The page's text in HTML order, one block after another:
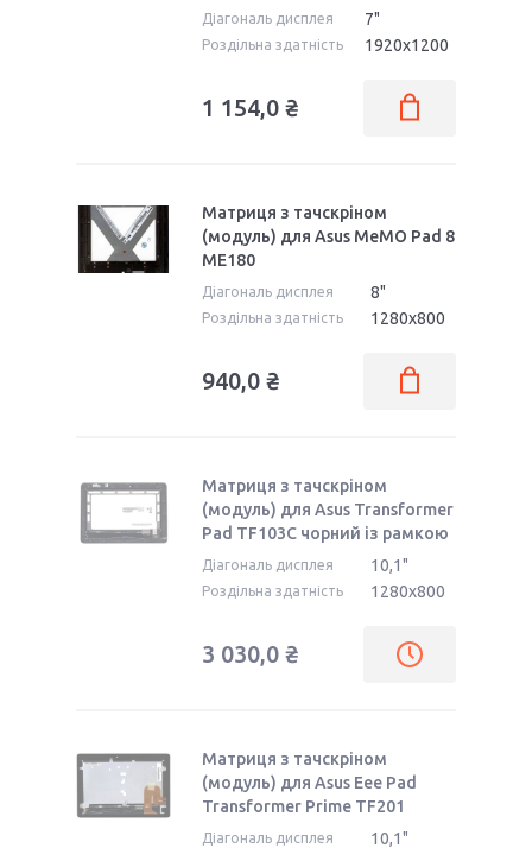
Діагональ дисплея 7"
Роздільна здатність 1920x1200
1 154,0 ₴
Матриця з тачскріном
(модуль) для Asus MeMO Pad 8
ME180
Діагональ дисплея 8"
Роздільна здатність 1280x800
940,0 ₴
Матриця з тачскріном
(модуль) для Asus Transformer
Pad TF103C чорний із рамкою
Діагональ дисплея 10,1"
Роздільна здатність 1280x800
3 030,0 ₴
Матриця з тачскріном
(модуль) для Asus Eee Pad
Transformer Prime TF201
Діагональ дисплея 10,1"